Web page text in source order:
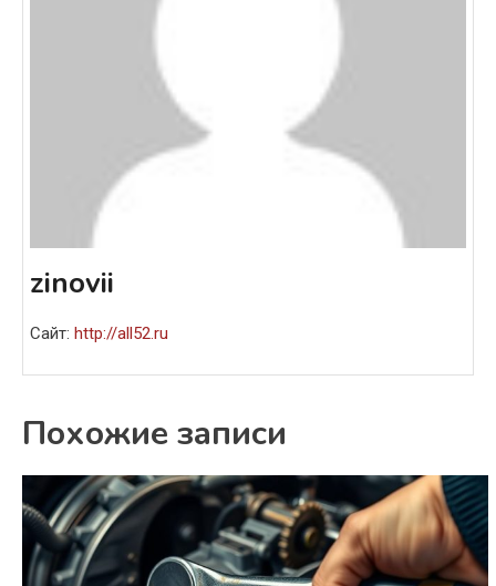
zinovii
Сайт: http://all52.ru
Похожие записи